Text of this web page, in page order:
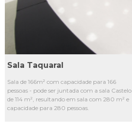
Sala Taquaral
Sala de 166m² com capacidade para 166
pessoas - pode ser juntada com a sala Castelo
de 114 m², resultando em sala com 280 m² e
capacidade para 280 pessoas.